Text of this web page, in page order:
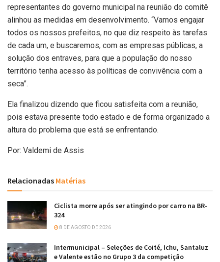
representantes do governo municipal na reunião do comitê
alinhou as medidas em desenvolvimento. “Vamos engajar
todos os nossos prefeitos, no que diz respeito às tarefas
de cada um, e buscaremos, com as empresas públicas, a
solução dos entraves, para que a população do nosso
território tenha acesso às políticas de convivência com a
seca”.
Ela finalizou dizendo que ficou satisfeita com a reunião,
pois estava presente todo estado e de forma organizado a
altura do problema que está se enfrentando.
Por: Valdemi de Assis
Relacionadas Matérias
Ciclista morre após ser atingindo por carro na BR-
324
8 DE AGOSTO DE 2026
Intermunicipal – Seleções de Coité, Ichu, Santaluz
e Valente estão no Grupo 3 da competição